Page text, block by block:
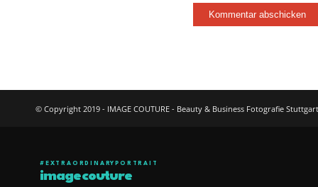
© Copyright 2019 - IMAGE COUTURE - Beauty & Business Fotografie Stuttgart
#EXTRAORDINARYPORTRAIT
imagecouture